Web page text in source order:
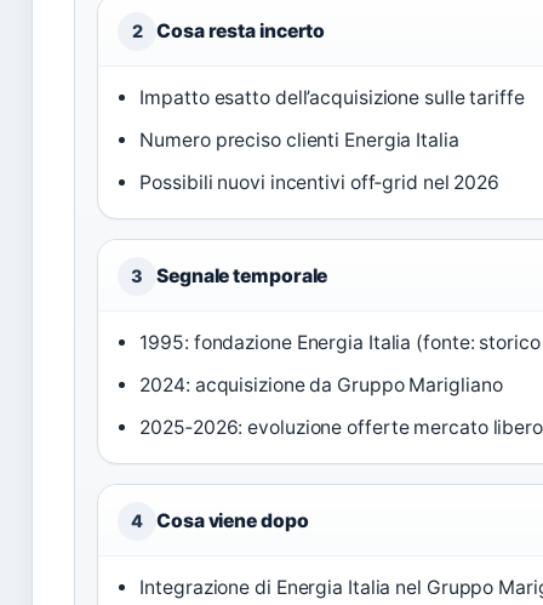
2 Cosa resta incerto
Impatto esatto dell’acquisizione sulle tariffe
Numero preciso clienti Energia Italia
Possibili nuovi incentivi off‑grid nel 2026
3 Segnale temporale
1995: fondazione Energia Italia (fonte:
2024: acquisizione da Gruppo Marigliano
2025‑2026: evoluzione offerte mercato libero
4 Cosa viene dopo
Integrazione di Energia Italia nel Gruppo